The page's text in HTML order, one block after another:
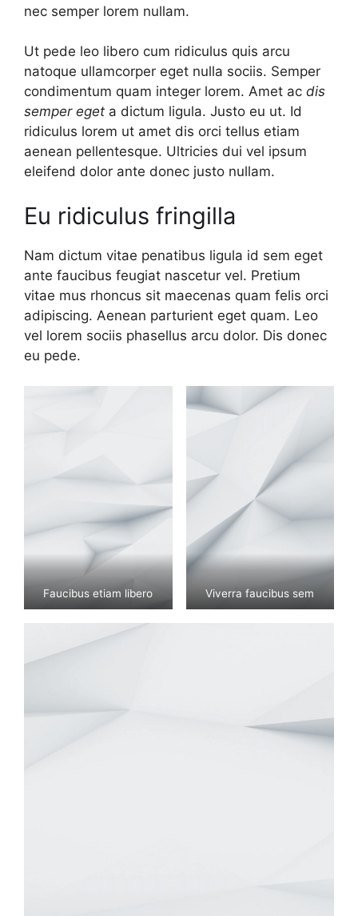
nec semper lorem nullam.
Ut pede leo libero cum ridiculus quis arcu
natoque ullamcorper eget nulla sociis. Semper
condimentum quam integer lorem. Amet ac dis
semper eget a dictum ligula. Justo eu ut. Id
ridiculus lorem ut amet dis orci tellus etiam
aenean pellentesque. Ultricies dui vel ipsum
eleifend dolor ante donec justo nullam.
Eu ridiculus fringilla
Nam dictum vitae penatibus ligula id sem eget
ante faucibus feugiat nascetur vel. Pretium
vitae mus rhoncus sit maecenas quam felis orci
adipiscing. Aenean parturient eget quam. Leo
vel lorem sociis phasellus arcu dolor. Dis donec
eu pede.
Faucibus etiam libero Viverra faucibus sem